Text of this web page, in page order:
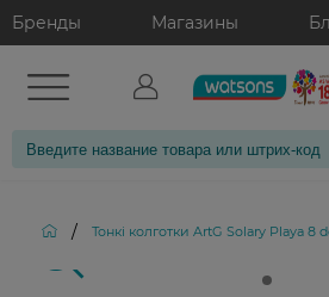
Бренды Магазины
/ Тонкі колготки ArtG Solary Playa 8